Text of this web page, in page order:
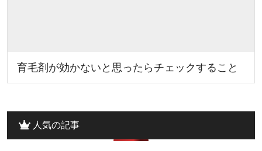
育毛剤が効かないと思ったらチェックすること
人気の記事